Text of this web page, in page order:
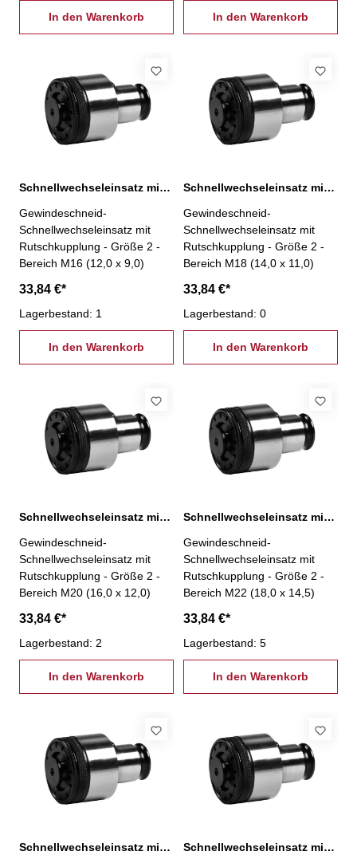
In den Warenkorb In den Warenkorb
Schnellwechseleinsatz mit Rutschkupplung, 2-M16
Gewindeschneid-
Schnellwechseleinsatz mit
Rutschkupplung - Größe 2 -
Bereich M16 (12,0 x 9,0)
33,84 €*
Lagerbestand: 1
In den Warenkorb
Schnellwechseleinsatz mit Rutschkupplung, 2-M18
Gewindeschneid-
Schnellwechseleinsatz mit
Rutschkupplung - Größe 2 -
Bereich M18 (14,0 x 11,0)
33,84 €*
Lagerbestand: 0
In den Warenkorb
Schnellwechseleinsatz mit Rutschkupplung, 2-M20
Gewindeschneid-
Schnellwechseleinsatz mit
Rutschkupplung - Größe 2 -
Bereich M20 (16,0 x 12,0)
33,84 €*
Lagerbestand: 2
In den Warenkorb
Schnellwechseleinsatz mit Rutschkupplung, 2-M22
Gewindeschneid-
Schnellwechseleinsatz mit
Rutschkupplung - Größe 2 -
Bereich M22 (18,0 x 14,5)
33,84 €*
Lagerbestand: 5
In den Warenkorb
Schnellwechseleinsatz mit Rutschkupplung, 2-M5
Schnellwechseleinsatz mit Rutschkupplung, 2-M6